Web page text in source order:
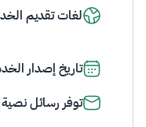
لغات تقديم
تاريخ إصدار
توفر رسائل نصية